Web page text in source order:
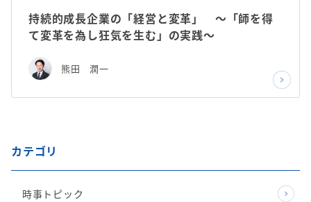
持続的成長企業の「経営と変革」 ～「師を得
て変革を為し狂気を生む」の実践～
熊田 潤一
カテゴリ
時事トピック